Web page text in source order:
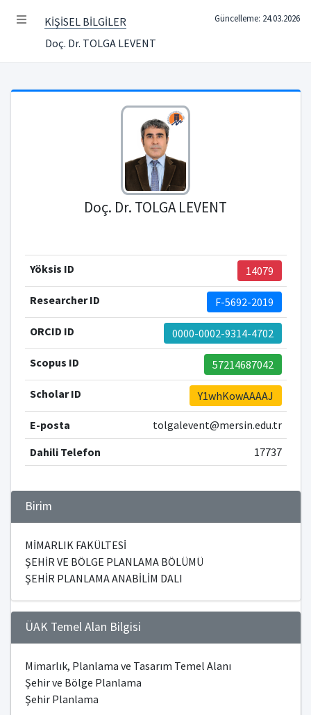
KİŞİSEL BİLGİLER
Doç. Dr. TOLGA LEVENT
Güncelleme: 24.03.2026
Doç. Dr. TOLGA LEVENT
Yöksis ID 14079
Researcher ID F-5692-2019
ORCID ID 0000-0002-9314-4702
Scopus ID 57214687042
Scholar ID Y1whKowAAAAJ
E-posta
tolgalevent@mersin.edu.tr
Dahili Telefon
17737
Birim
MİMARLIK FAKÜLTESİ
ŞEHİR VE BÖLGE PLANLAMA BÖLÜMÜ
ŞEHİR PLANLAMA ANABİLİM DALI
ÜAK Temel Alan Bilgisi
Mimarlık, Planlama ve Tasarım Temel Alanı
Şehir ve Bölge Planlama
Şehir Planlama